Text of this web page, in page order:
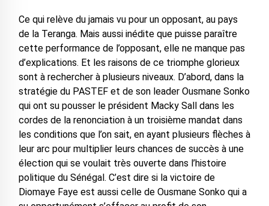
Ce qui relève du jamais vu pour un opposant, au pays
de la Teranga. Mais aussi inédite que puisse paraître
cette performance de l’opposant, elle ne manque pas
d’explications. Et les raisons de ce triomphe glorieux
sont à rechercher à plusieurs niveaux. D’abord, dans la
stratégie du PASTEF et de son leader Ousmane Sonko
qui ont su pousser le président Macky Sall dans les
cordes de la renonciation à un troisième mandat dans
les conditions que l’on sait, en ayant plusieurs flèches à
leur arc pour multiplier leurs chances de succès à une
élection qui se voulait très ouverte dans l’histoire
politique du Sénégal. C’est dire si la victoire de
Diomaye Faye est aussi celle de Ousmane Sonko qui a